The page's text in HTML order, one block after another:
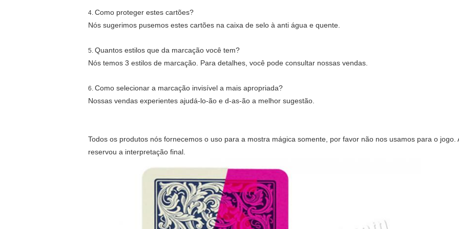
4. Como proteger estes cartões?
Nós sugerimos pusemos estes cartões na caixa de selo à anti água e quente.
5. Quantos estilos que da marcação você tem?
Nós temos 3 estilos de marcação. Para detalhes, você pode consultar nossas vendas.
6. Como selecionar a marcação invisível a mais apropriada?
Nossas vendas experientes ajudá-lo-ão e d-as-ão a melhor sugestão.
Todos os produtos nós fornecemos o uso para a mostra mágica somente, por favor não nos usamos para o jogo.
reservou a interpretação final.